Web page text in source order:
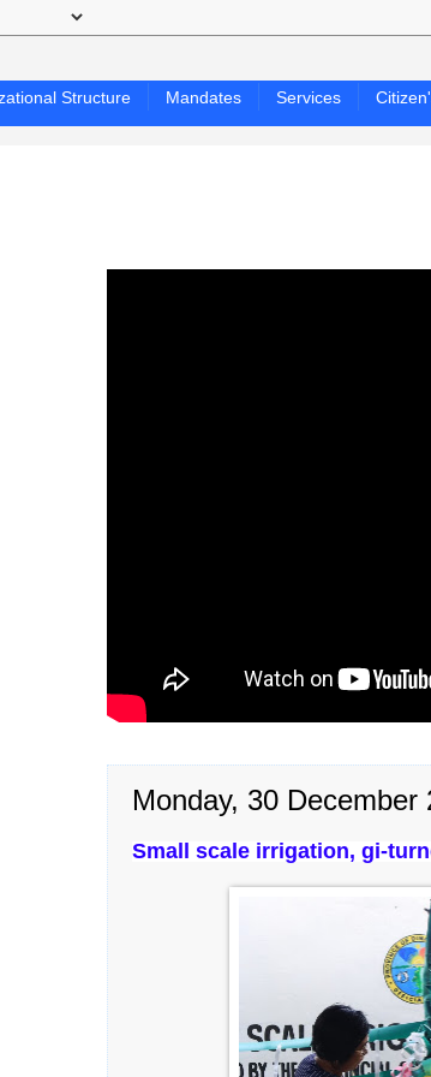
Structure Mandates Services
Monday, 30 December
Small scale irrigation, gi-